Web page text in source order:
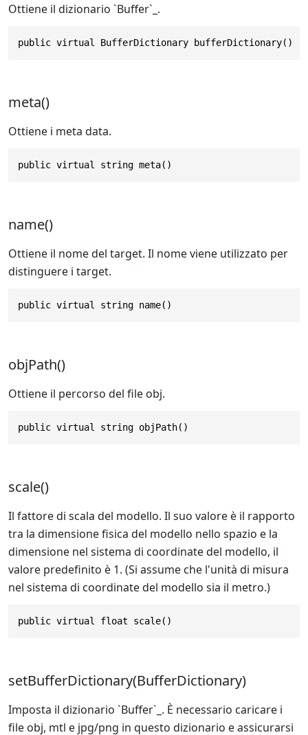
Ottiene il dizionario `Buffer`_.
public virtual BufferDictionary bufferDictionary()
meta()
Ottiene i meta data.
public virtual string meta()
name()
Ottiene il nome del target. Il nome viene utilizzato per
distinguere i target.
public virtual string name()
objPath()
Ottiene il percorso del file obj.
public virtual string objPath()
scale()
Il fattore di scala del modello. Il suo valore è il rapporto
tra la dimensione fisica del modello nello spazio e la
dimensione nel sistema di coordinate del modello, il
valore predefinito è 1. (Si assume che l'unità di misura
nel sistema di coordinate del modello sia il metro.)
public virtual float scale()
setBufferDictionary(BufferDictionary)
Imposta il dizionario `Buffer`_. È necessario caricare i
file obj, mtl e jpg/png in questo dizionario e assicurarsi